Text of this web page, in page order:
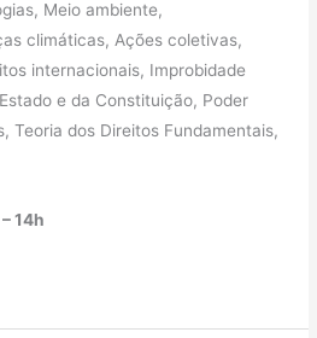
Meio ambiente,
climáticas, Ações coletivas,
internacionais, Improbidade
e da Constituição, Poder
Teoria dos Direitos Fundamentais,
14h